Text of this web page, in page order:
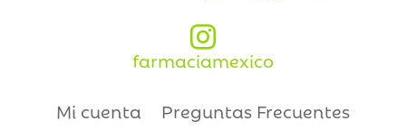

farmaciamexico
Mi cuenta Preguntas Frecuentes